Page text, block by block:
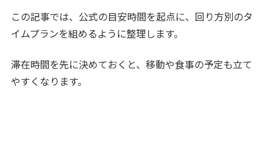
この記事では、公式の目安時間を起点に、回り方別のタ
イムプランを組めるように整理します。
滞在時間を先に決めておくと、移動や食事の予定も立て
やすくなります。